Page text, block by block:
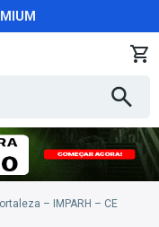
– IMPARH – CE